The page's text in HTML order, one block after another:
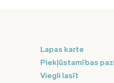
Lapas karte
Piekļūstamības
Viegli lasīt